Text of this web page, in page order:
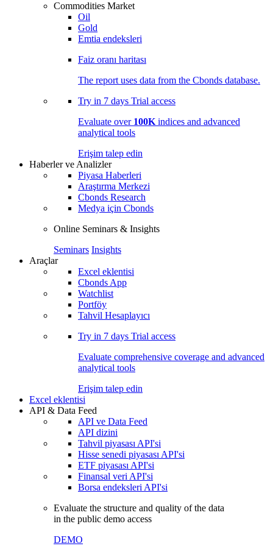
Commodities Market
Oil
Gold
Emtia endeksleri
Faiz oranı haritası
The report uses data from the Cbonds database.
Try in 7 days Trial access
Evaluate over 100K indices and advanced
analytical tools
Erişim talep edin
Haberler ve Analizler
Piyasa Haberleri
Araştırma Merkezi
Cbonds Research
Medya için Cbonds
Online Seminars & Insights
Seminars Insights
Araçlar
Excel eklentisi
Cbonds App
Watchlist
Portföy
Tahvil Hesaplayıcı
Try in 7 days Trial access
Evaluate comprehensive coverage and advanced
analytical tools
Erişim talep edin
Excel eklentisi
API & Data Feed
API ve Data Feed
API dizini
Tahvil piyasası API'si
Hisse senedi piyasası API'si
ETF piyasası API'si
Finansal veri API'si
Borsa endeksleri API'si
Evaluate the structure and quality of the data
in the public demo access
DEMO